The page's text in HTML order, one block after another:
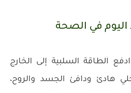
اليوم في الصحة
الطاقة السلبية إلى الخارج
هادئ ودافئ الجسد والروح،